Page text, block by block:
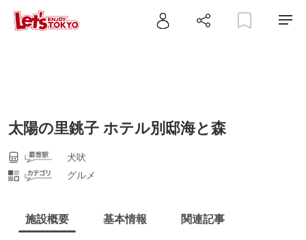
太陽の里銚子 ホテル別邸海と森
犬吠
グルメ
施設概要 基本情報 関連記事